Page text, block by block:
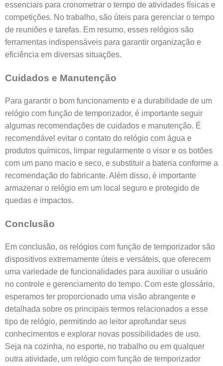
essenciais para cronometrar o tempo de atividades físicas e
competições. No trabalho, são úteis para gerenciar o tempo
de reuniões e tarefas. Em resumo, esses relógios são
ferramentas indispensáveis para garantir organização e
eficiência em diversas situações.
Cuidados e Manutenção
Para garantir o bom funcionamento e a durabilidade de um
relógio com função de temporizador, é importante seguir
algumas recomendações de cuidados e manutenção. É
recomendável evitar o contato do relógio com água e
produtos químicos, limpar regularmente o visor e os botões
com um pano macio e seco, e substituir a bateria conforme a
recomendação do fabricante. Além disso, é importante
armazenar o relógio em um local seguro e protegido de
quedas e impactos.
Conclusão
Em conclusão, os relógios com função de temporizador são
dispositivos extremamente úteis e versáteis, que oferecem
uma variedade de funcionalidades para auxiliar o usuário
no controle e gerenciamento do tempo. Com este glossário,
esperamos ter proporcionado uma visão abrangente e
detalhada sobre os principais termos relacionados a esse
tipo de relógio, permitindo ao leitor aprofundar seus
conhecimentos e explorar novas possibilidades de uso.
Seja na cozinha, no esporte, no trabalho ou em qualquer
outra atividade, um relógio com função de temporizador